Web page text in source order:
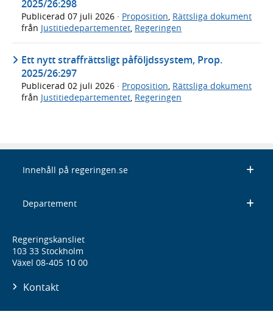
2025/26:298
Publicerad 07 juli 2026 · Proposition, Rättsliga dokument
från Justitiedepartementet, Regeringen
Ett nytt straffrättsligt påföljdssystem, Prop.
2025/26:297
Publicerad 02 juli 2026 · Proposition Rättsliga dokument
från Justitiedepartementet Regeringen
Innehåll på regeringen.se
Departement
Regeringskansliet
103 33 Stockholm
Växel 08-405 10 00
Kontakt